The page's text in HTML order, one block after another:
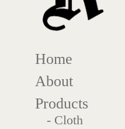
Home
About
Products
- Cloth